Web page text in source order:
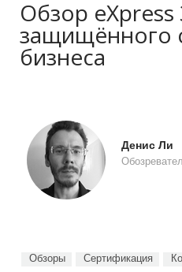
Обзор eXpress
защищённого
бизнеса
Денис Ли
Обзоры Сертификация